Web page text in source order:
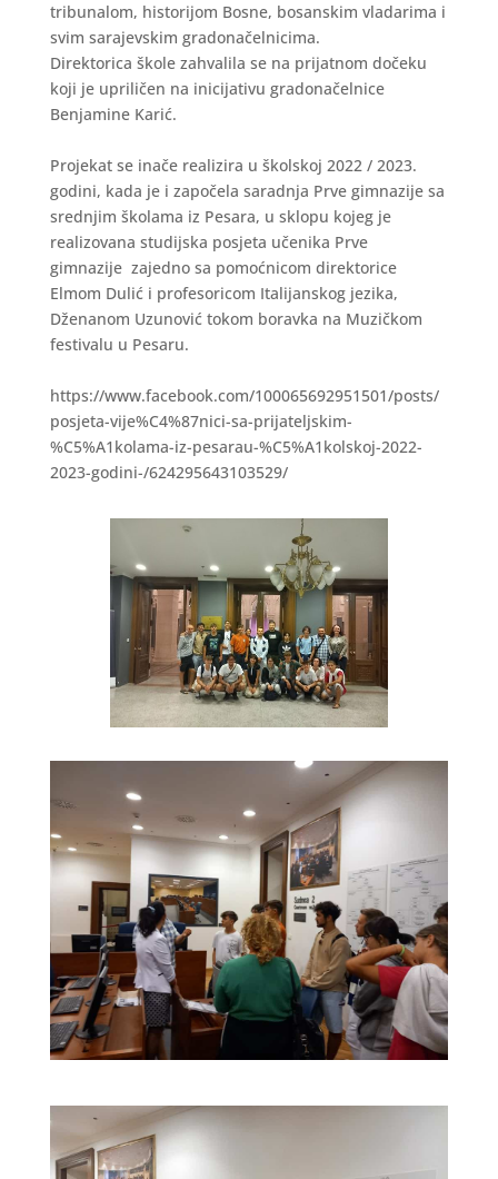
tribunalom, historijom Bosne, bosanskim vladarima i
svim sarajevskim gradonačelnicima.
Direktorica škole zahvalila se na prijatnom dočeku
koji je upriličen na inicijativu gradonačelnice
Benjamine Karić.
Projekat se inače realizira u školskoj 2022 / 2023.
godini, kada je i započela saradnja Prve gimnazije sa
srednjim školama iz Pesara, u sklopu kojeg je
realizovana studijska posjeta učenika Prve
gimnazije zajedno sa pomoćnicom direktorice
Elmom Dulić i profesoricom Italijanskog jezika,
Dženanom Uzunović tokom boravka na Muzičkom
festivalu u Pesaru.
https://www.facebook.com/100065692951501/posts/
posjeta-vije%C4%87nici-sa-prijateljskim-
%C5%A1kolama-iz-pesarau-%C5%A1kolskoj-2022-
2023-godini-/624295643103529/